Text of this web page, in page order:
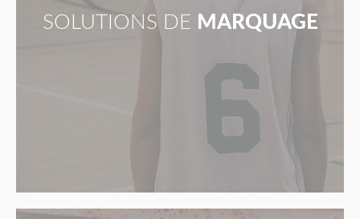
SOLUTIONS DE MARQUAGE